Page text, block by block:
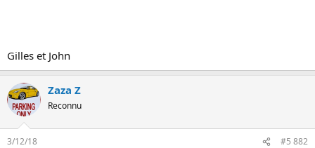
Gilles et John
Zaza Z
Reconnu
3/12/18 #5 882